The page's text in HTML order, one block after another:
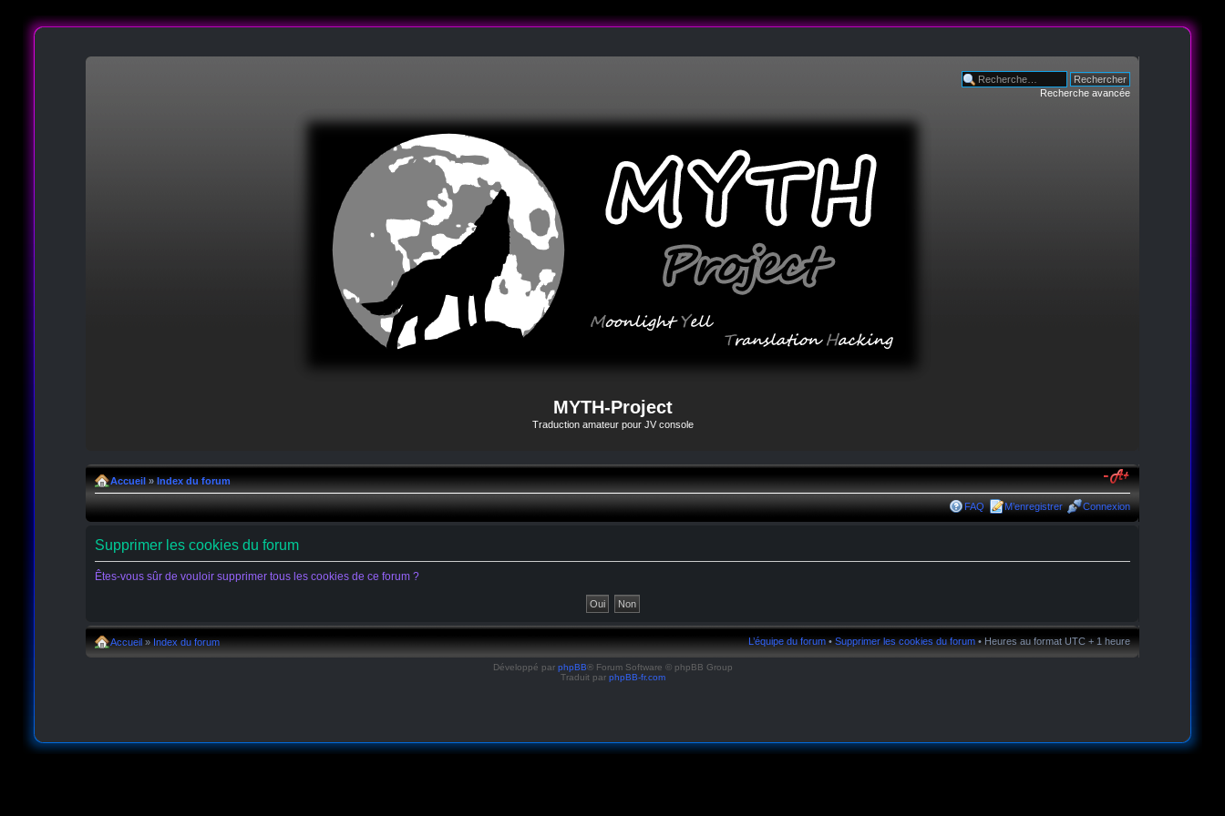
Recherche avancée
MYTH-Project
Traduction amateur pour JV console
Accueil» Index du forum
FAQ M’enregistrer Connexion
Supprimer les cookies du forum
Êtes-vous sûr de vouloir supprimer tous les cookies de ce forum ?
Accueil» Index du forum L’équipe du forum •Supprimer les cookies du forum • Heures au format UTC + 1 heure
Développé par phpBB® Forum Software © phpBB Group
Traduit par phpBB-fr.com